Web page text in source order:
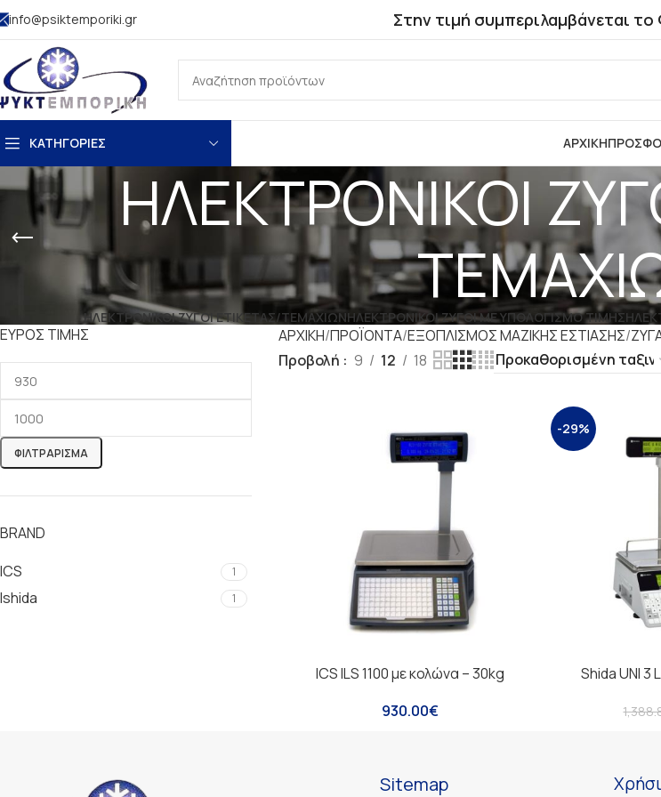
info@psiktemporiki.gr Στην τιμή συμπεριλαμβάνεται
ΚΑΤΗΓΟΡΙΕΣ ΑΡΧΙΚΗ
ΗΛΕΚΤΡΟΝΙΚΟΙ
ΗΛΕΚΤΡΟΝΙΚΟΙ ΖΥΓΟΙ ΕΤΙΚΕΤΑΣ/ΤΕΜΑΧΙΩΝΗΛΕΚΤΡΟΝΙΚΟΙ ΖΥΓΟΙ ΜΕ ΥΠΟΛΟΓΙΣΜΟ ΤΙΜΗΣ
ΕΎΡΟΣ ΤΙΜΉΣ
ΦΙΛΤΡΆΡΙΣΜΑ
BRAND
ICS
1
Ishida 1
ΑΡΧΙΚΗ ΠΡΟΪΟΝΤΑ ΕΞΟΠΛΙΣΜΟΣ ΜΑΖΙΚΗΣ ΕΣΤΙΑΣΗΣ
Προβολή
9 12 18
ICS ILS 1100 με κολώνα – 30kg
930.00€
-29%
Shida UNI 3
Sitemap